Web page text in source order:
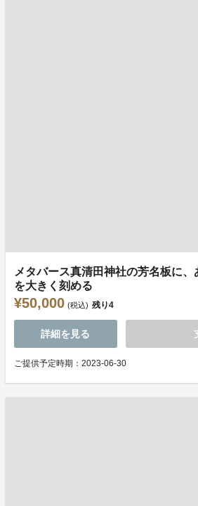
メタバース真清田神社の芳名板に
を大きく刻める
¥50,000 (税込) 残り4
詳細を見る
ご提供予定時期：2023-06-30